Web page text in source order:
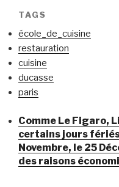
TAGS
école_de_cuisine
restauration
cuisine
ducasse
paris
Comme Le Figaro,
certains jours fériés
Novembre, le 25
des raisons